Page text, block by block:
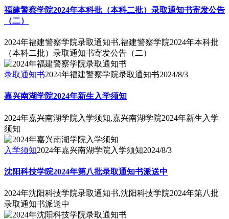
福建警察学院2024年本科批（本科二批）录取通知书寄发公告
（二）
2024年福建警察学院录取通知书,福建警察学院2024年本科批
（本科二批）录取通知书寄发公告（二）
录取通知书2024年福建警察学院录取通知书2024/8/3
嘉兴南湖学院2024年新生入学须知
2024年嘉兴南湖学院入学须知,嘉兴南湖学院2024年新生入学
须知
入学须知2024年嘉兴南湖学院入学须知2024/8/3
沈阳科技学院2024年第八批录取通知书派送中
2024年沈阳科技学院录取通知书,沈阳科技学院2024年第八批
录取通知书派送中